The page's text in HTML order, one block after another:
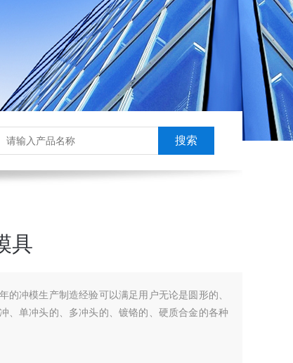
具
的冲模生产制造经验可以满足用户无论是圆形的、
、单冲头的、多冲头的、镀铬的、硬质合金的各种